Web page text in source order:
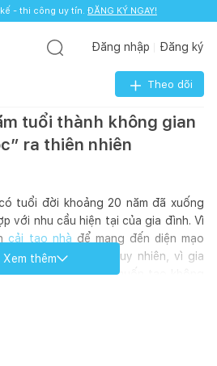
- thi công uy tín. ĐĂNG KÝ NGAY!
Đăng nhập Đăng ký
Theo dõi
tuổi thành không gian
ra thiên nhiên
tuổi đời khoảng 20 năm đã xuống
với nhu cầu hiện tại của gia đình. Vì
cải tạo nhà để mang đến diện mạo
từ trong ra ngoài. Tuy nhiên, vì gia
với ngôi nhà cũ nên muốn tạo không
Xem thêm